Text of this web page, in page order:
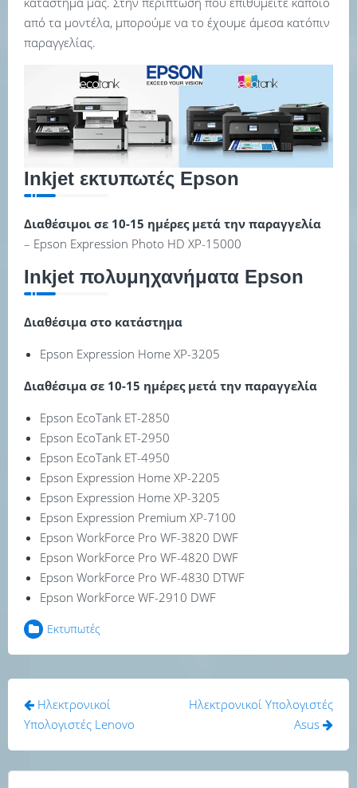
από τα μοντέλα, μπορούμε να το έχουμε άμεσα κατόπιν
παραγγελίας.
Inkjet εκτυπωτές Epson
Διαθέσιμοι σε 10-15 ημέρες μετά την παραγγελία
– Epson Expression Photo HD XP-15000
Inkjet πολυμηχανήματα Epson
Διαθέσιμα στο κατάστημα
Epson Expression Home XP-3205
Διαθέσιμα σε 10-15 ημέρες μετά την παραγγελία
Epson EcoTank ET-2850
Epson EcoTank ET-2950
Epson EcoTank ET-4950
Epson Expression Home XP-2205
Epson Expression Home XP-3205
Epson Expression Premium XP-7100
Epson WorkForce Pro WF-3820 DWF
Epson WorkForce Pro WF-4820 DWF
Epson WorkForce Pro WF-4830 DTWF
Epson WorkForce WF-2910 DWF
Εκτυπωτές
Πλοήγηση
άρθρων
Ηλεκτρονικοί
Υπολογιστές Lenovo
Ηλεκτρονικοί Υπολογιστές
Asus